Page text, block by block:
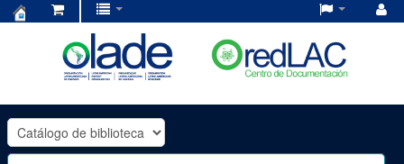
OLADE
-